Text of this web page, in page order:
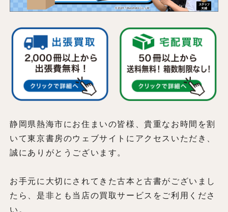
静岡県熱海市にお住まいの皆様、貴重なお時間を割
いて東京書房のウェブサイトにアクセスいただき、
誠にありがとうございます。
お手元に大切にされてきた古本と古書がございまし
たら、是非とも当店の買取サービスをご利用くださ
い。